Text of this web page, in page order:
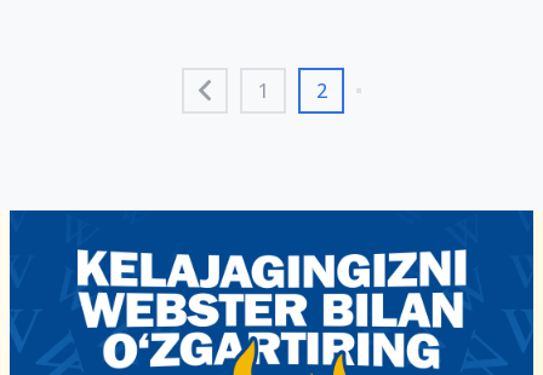
1 2